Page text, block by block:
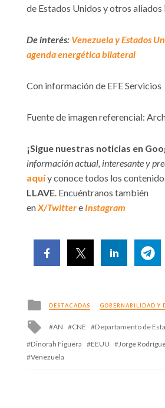
de Estados Unidos y otros
De interés: Venezuela y Estados
agenda energética bilateral
Con información de EFE Servicios
Fuente de imagen referencial:
¡Sigue nuestras noticias en
información actual, interesante y
aquíy conoce todos los
LLAVE. Encuéntranos también
enX/Twittere Instagram
Posted
in
DESTACADAS GOBERNABILIDAD Y
Tagged
AN CNE Departamento de
Dinorah Figuera
EEUU Jorge
Venezuela